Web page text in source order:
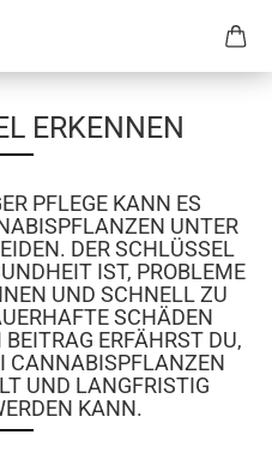
ERKENNEN
PFLEGE KANN ES
UNTER
DER SCHLÜSSEL
IST, PROBLEME
UND SCHNELL ZU
SCHÄDEN
ERFÄHRST DU,
CANNABISPFLANZEN
UND LANGFRISTIG
KANN.